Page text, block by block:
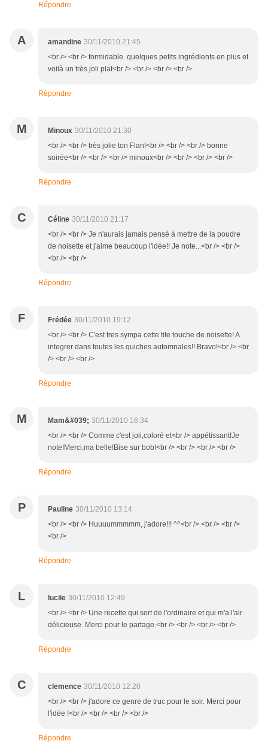
Répondre
A amandine 30/11/2010 21:45
<br /> <br /> formidable. quelques petits ingrédients en plus et
voilà un très joli plat<br /> <br /> <br /> <br />
Répondre
M Minoux 30/11/2010 21:30
<br /> <br /> très jolie ton Flan!<br /> <br /> <br /> bonne
soirée<br /> <br /> <br /> minoux<br /> <br /> <br /> <br />
Répondre
C Céline 30/11/2010 21:17
<br /> <br /> Je n'aurais jamais pensé à mettre de la poudre
de noisette et j'aime beaucoup l'idée!! Je note...<br /> <br />
<br /> <br />
Répondre
F Frédée 30/11/2010 19:12
<br /> <br /> C'est tres sympa cette tite touche de noisette! A
integrer dans toutes les quiches automnales!! Bravo!<br /> <br
/> <br /> <br />
Répondre
M Mam&#039; 30/11/2010 16:34
<br /> <br /> Comme c'est joli,coloré et<br /> appétissant!Je
note!Merci,ma belle!Bise sur bob!<br /> <br /> <br /> <br />
Répondre
P Pauline 30/11/2010 13:14
<br /> <br /> Huuuummmmm, j'adore!!! ^^<br /> <br /> <br />
<br />
Répondre
L lucile 30/11/2010 12:49
<br /> <br /> Une recette qui sort de l'ordinaire et qui m'a l'air
délicieuse. Merci pour le partage.<br /> <br /> <br /> <br />
Répondre
C clemence 30/11/2010 12:20
<br /> <br /> j'adore ce genre de truc pour le soir. Merci pour
l'idée !<br /> <br /> <br /> <br />
Répondre